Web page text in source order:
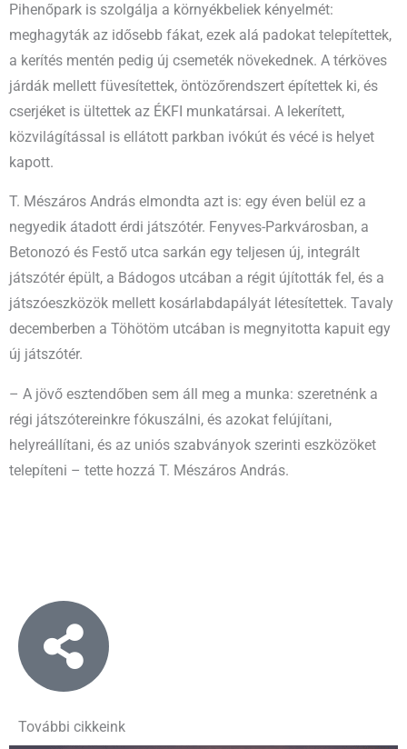
Pihenőpark is szolgálja a környékbeliek kényelmét:
meghagyták az idősebb fákat, ezek alá padokat telepítettek,
a kerítés mentén pedig új csemeték növekednek. A térköves
járdák mellett füvesítettek, öntözőrendszert építettek ki, és
cserjéket is ültettek az ÉKFI munkatársai. A lekerített,
közvilágítással is ellátott parkban ivókút és vécé is helyet
kapott.
T. Mészáros András elmondta azt is: egy éven belül ez a
negyedik átadott érdi játszótér. Fenyves-Parkvárosban, a
Betonozó és Festő utca sarkán egy teljesen új, integrált
játszótér épült, a Bádogos utcában a régit újították fel, és a
játszóeszközök mellett kosárlabdapályát létesítettek. Tavaly
decemberben a Töhötöm utcában is megnyitotta kapuit egy
új játszótér.
– A jövő esztendőben sem áll meg a munka: szeretnénk a
régi játszótereinkre fókuszálni, és azokat felújítani,
helyreállítani, és az uniós szabványok szerinti eszközöket
telepíteni – tette hozzá T. Mészáros András.
További cikkeink